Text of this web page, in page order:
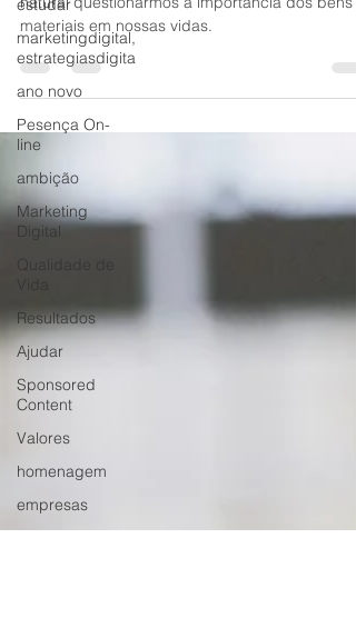
estudar
marketingdigital,
estrategiasdigita
ano novo
Pesença On-
line
ambição
Marketing
Digital
Resultados
Ajudar
Sponsored
Content
Valores
homenagem
empresas
Em um mundo cada vez mais consumista, é
natural questionarmos a importância dos bens
materiais em nossas vidas.